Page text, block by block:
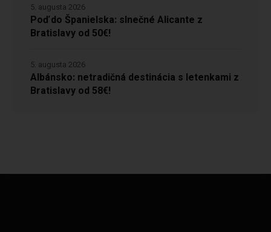
Poď do Španielska: slnečné Alicante z
Bratislavy od 50€!
5. augusta 2026
Albánsko: netradičná destinácia s letenkami z
Bratislavy od 58€!
5. augusta 2026